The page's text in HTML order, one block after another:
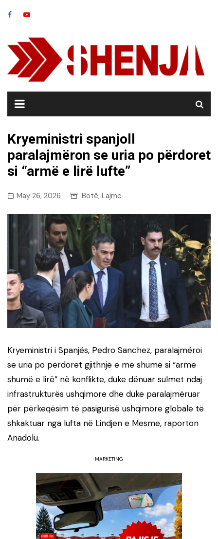
Kryeministri spanjoll
paralajmëron se uria po përdoret
si “armë e lirë lufte”
May 26, 2026 Botë, Lajme
Kryeministri i Spanjës, Pedro Sanchez, paralajmëroi
se uria po përdoret gjithnjë e më shumë si “armë
shumë e lirë” në konflikte, duke dënuar sulmet ndaj
infrastrukturës ushqimore dhe duke paralajmëruar
për përkeqësim të pasigurisë ushqimore globale të
shkaktuar nga lufta në Lindjen e Mesme, raporton
Anadolu.
MARKETING